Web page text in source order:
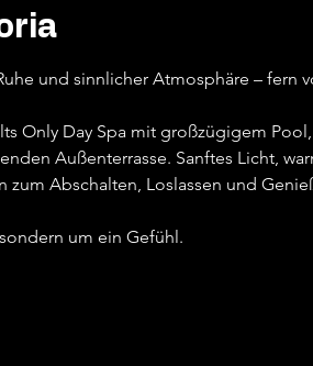
und sinnlicher Atmosphäre – fern
Only Day Spa mit großzügigem
Außenterrasse. Sanftes Licht,
Abschalten, Loslassen und
um ein Gefühl.